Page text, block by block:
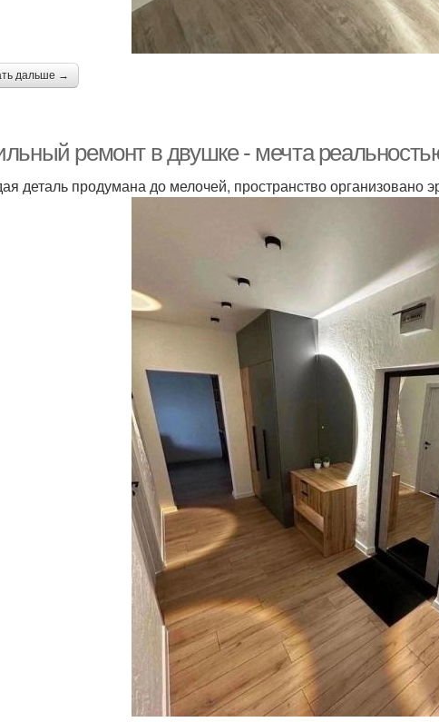
дальше →
ремонт в двушке - мечта
деталь продумана до мелочей, пространство организовано